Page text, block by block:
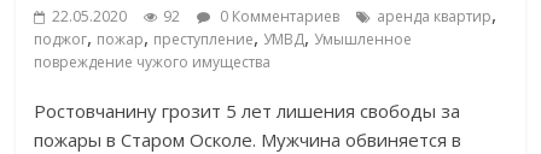
22.05.2020 92 0 Комментариев аренда квартир,
поджог, пожар, преступление, УМВД, Умышленное
повреждение чужого имущества
Ростовчанину грозит 5 лет лишения свободы за
пожары в Старом Осколе. Мужчина обвиняется в